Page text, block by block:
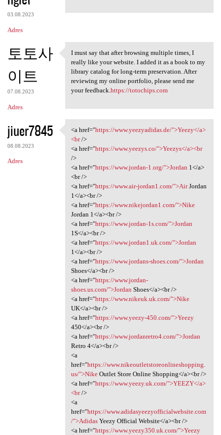
03.08.2023
Adres
토토사
이트
07.08.2023
Adres
I must say that after
I must say that after browsing multiple times, I
really like your website. I added it as a book to my
library catalog for long-term preservation. After
reviewing my online portfolio, please send me
your feedback.https://totochips.com
jiuer7845
08.08.2023
Adres
<a href="https://www
<a href="https://www.yeezyadidas.de/">Yeezy</a>
<br/>
<a href="https://www.yeezys.co/">Yeezys</a><br
/>
<a href="https://www.jordan-1.org/">Jordan 1</a>
<br />
<a href="https://www.air-jordan1.com/">AirJordan
1</a><br />
<a href="https://www.nikejordan1.com/">Nike
Jordan 1</a><br />
<a href="https://www.jordan-1s.com/">Jordan
1S</a><br />
<a href="https://www.jordan1.uk.com/">Jordan
1</a><br />
<a href="https://www.jordans-shoes.com/">Jordan
Shoes</a><br />
<a href="https://www.jordan-
shoes.us.com/">Jordan Shoes</a><br />
<a href="https://www.nikeuk.uk.com/">Nike
UK</a><br />
<a href="https://www.yeezy-450.com/">Yeezy
450</a><br />
<a href="https://www.jordanretro4.com/">Jordan
Retro 4</a><br />
<a
href="https://www.nikeoutletstoreonlineshopping.
us/">NikeOutlet Store Online Shopping</a><br />
<a href="https://www.yeezy.uk.com/">YEEZY</a>
<br/>
<a
href="https://www.adidasyeezyofficialwebsite.com
/">AdidasYeezy Official Website</a><br />
<a href="https://www.yeezy350.uk.com/">Yeezy